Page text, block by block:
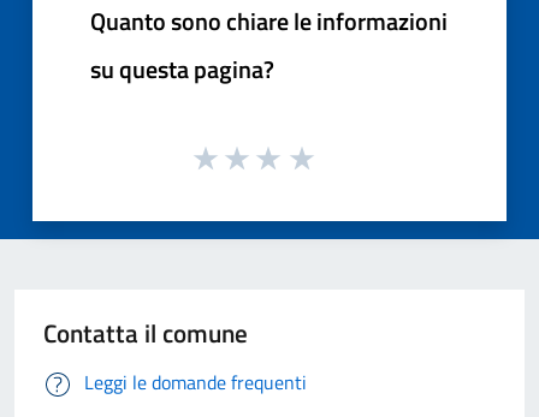
Quanto sono chiare le informazioni
su questa pagina?
Contatta il comune
Leggi le domande frequenti